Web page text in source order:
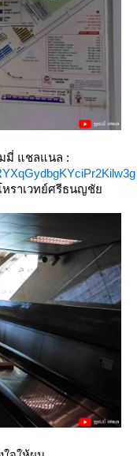
มี่ แชลแนล :
หราเวทย์ศรีธนญชั